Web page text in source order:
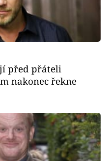
před přáteli
nakonec řekne